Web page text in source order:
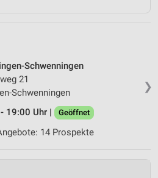
❯
Schwenningen
21
Schwenningen
19:00 Uhr |
Geöffnet
14 Prospekte